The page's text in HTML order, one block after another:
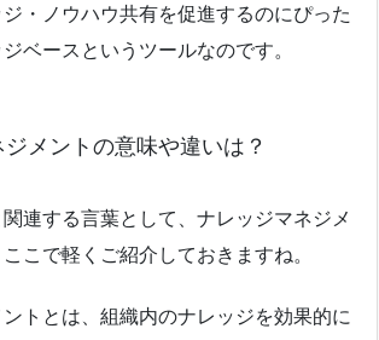
・ノウハウ共有を促進するのにぴった
ベースというツールなのです。
メントの意味や違いは？
連する言葉として、ナレッジマネジメ
こで軽くご紹介しておきますね。
トとは、組織内のナレッジを効果的に